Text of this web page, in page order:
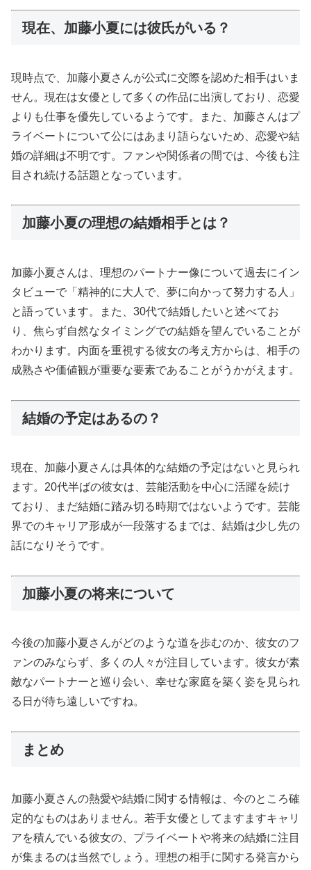
現在、加藤小夏には彼氏がいる？
現時点で、加藤小夏さんが公式に交際を認めた相手はいま
せん。現在は女優として多くの作品に出演しており、恋愛
よりも仕事を優先しているようです。また、加藤さんはプ
ライベートについて公にはあまり語らないため、恋愛や結
婚の詳細は不明です。ファンや関係者の間では、今後も注
目され続ける話題となっています。
加藤小夏の理想の結婚相手とは？
加藤小夏さんは、理想のパートナー像について過去にイン
タビューで「精神的に大人で、夢に向かって努力する人」
と語っています。また、30代で結婚したいと述べてお
り、焦らず自然なタイミングでの結婚を望んでいることが
わかります。内面を重視する彼女の考え方からは、相手の
成熟さや価値観が重要な要素であることがうかがえます。
結婚の予定はあるの？
現在、加藤小夏さんは具体的な結婚の予定はないと見られ
ます。20代半ばの彼女は、芸能活動を中心に活躍を続け
ており、まだ結婚に踏み切る時期ではないようです。芸能
界でのキャリア形成が一段落するまでは、結婚は少し先の
話になりそうです。
加藤小夏の将来について
今後の加藤小夏さんがどのような道を歩むのか、彼女のフ
ァンのみならず、多くの人々が注目しています。彼女が素
敵なパートナーと巡り会い、幸せな家庭を築く姿を見られ
る日が待ち遠しいですね。
まとめ
加藤小夏さんの熱愛や結婚に関する情報は、今のところ確
定的なものはありません。若手女優としてますますキャリ
アを積んでいる彼女の、プライベートや将来の結婚に注目
が集まるのは当然でしょう。理想の相手に関する発言から